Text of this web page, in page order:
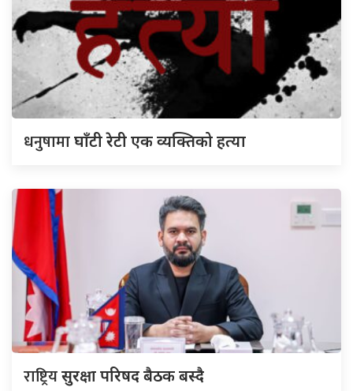
धनुषामाघाँटी रेटी एक व्यक्तिको हत्या
राष्ट्रियसुरक्षा परिषद बैठक बस्दै